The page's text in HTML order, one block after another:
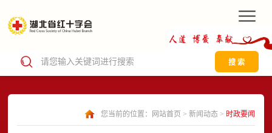
搜 索
您当前的位置： 网站首页 > 新闻动态> 时政要闻